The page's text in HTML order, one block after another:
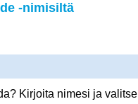
-nimisiltä
Kirjoita nimesi ja valitse